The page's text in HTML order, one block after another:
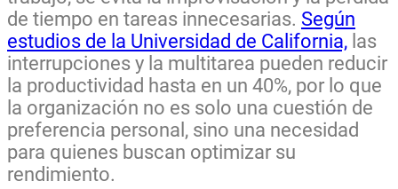
de tiempo en tareas innecesarias. Según
estudios de la Universidad de California, las
interrupciones y la multitarea pueden reducir
la productividad hasta en un 40%, por lo que
la organización no es solo una cuestión de
preferencia personal, sino una necesidad
para quienes buscan optimizar su
rendimiento.